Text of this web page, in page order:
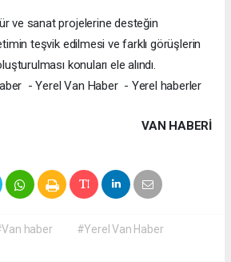
ve sanat projelerine desteğin
teşvik edilmesi ve farklı görüşlerin
konuları ele alındı.
- Yerel Van Haber - Yerel haberler
VAN HABERİ
haber
#Yerel Van Haber